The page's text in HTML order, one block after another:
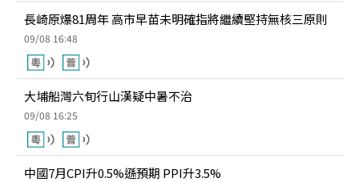
長崎原爆81周年 高市早苗未明確指將繼續堅持無核三原則
09/08 16:48
大埔船灣六旬行山漢疑中暑不治
09/08 16:25
中國7月CPI升0.5%遜預期 PPI升3.5%